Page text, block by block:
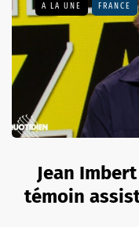
A LA UNE FRANCE
Jean
témoin